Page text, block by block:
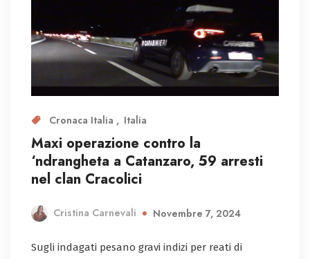
Cronaca Italia Italia
Maxi operazione contro la
‘ndrangheta a Catanzaro, 59 arresti
nel clan Cracolici
Cristina Carnevali Novembre 7, 2024
Sugli indagati pesano gravi indizi per reati di